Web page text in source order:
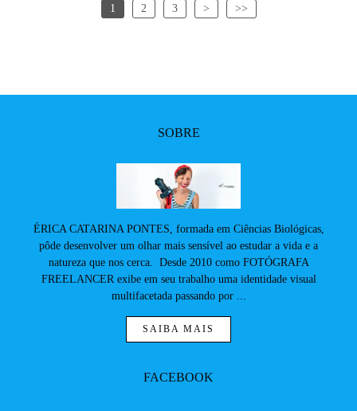
1 2 3 > >>
SOBRE
ÉRICA CATARINA PONTES, formada em Ciências Biológicas,
pôde desenvolver um olhar mais sensível ao estudar a vida e a
natureza que nos cerca. Desde 2010 como FOTÓGRAFA
FREELANCER exibe em seu trabalho uma identidade visual
multifacetada passando por ...
SAIBA MAIS
FACEBOOK